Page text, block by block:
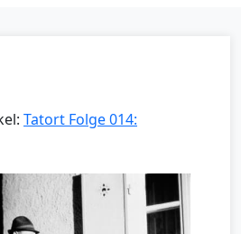
Tatort Folge 014: